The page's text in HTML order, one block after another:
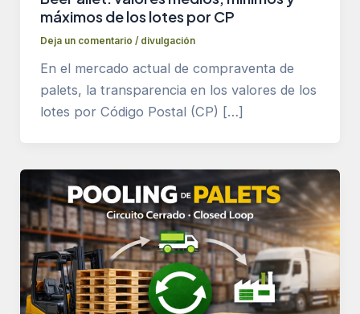
máximos de los lotes por CP
Deja un comentario / divulgación
En el mercado actual de compraventa de
palets, la transparencia en los valores de los
lotes por Código Postal (CP) […]